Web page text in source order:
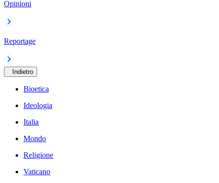
Opinioni
Reportage
Indietro
Bioetica
Ideologia
Italia
Mondo
Religione
Vaticano